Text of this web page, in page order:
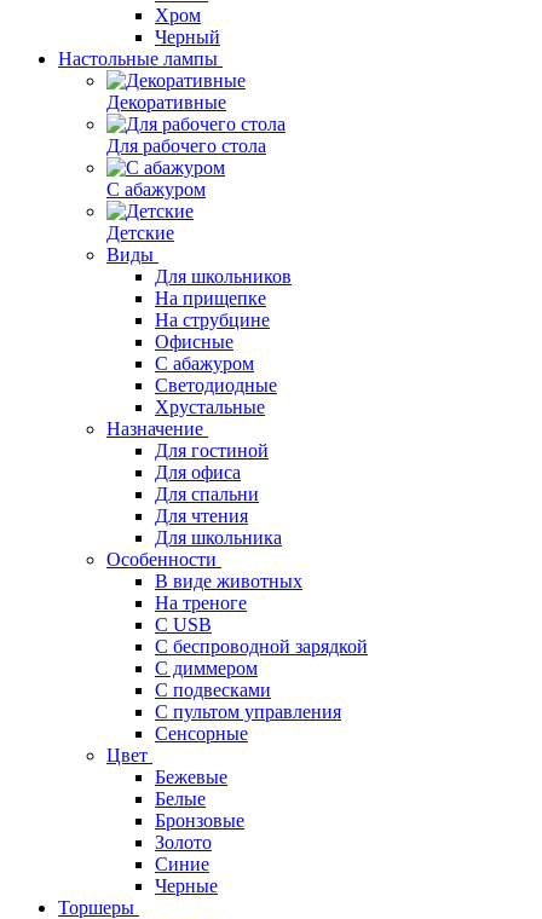
Хром
Черный
Настольные лампы
Декоративные
Для рабочего стола
С абажуром
Детские
Виды
Для школьников
На прищепке
На струбцине
Офисные
С абажуром
Светодиодные
Хрустальные
Назначение
Для гостиной
Для офиса
Для спальни
Для чтения
Для школьника
Особенности
В виде животных
На треноге
С USB
С беспроводной зарядкой
С диммером
С подвесками
С пультом управления
Сенсорные
Цвет
Бежевые
Белые
Бронзовые
Золото
Синие
Черные
Торшеры